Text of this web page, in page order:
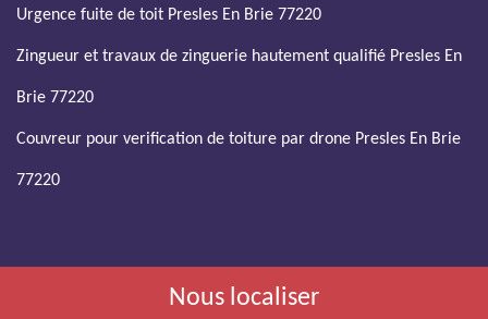
Urgence fuite de toit Presles En Brie 77220
Zingueur et travaux de zinguerie hautement qualifié Presles En
Brie 77220
Couvreur pour verification de toiture par drone Presles En Brie
77220
Nous localiser